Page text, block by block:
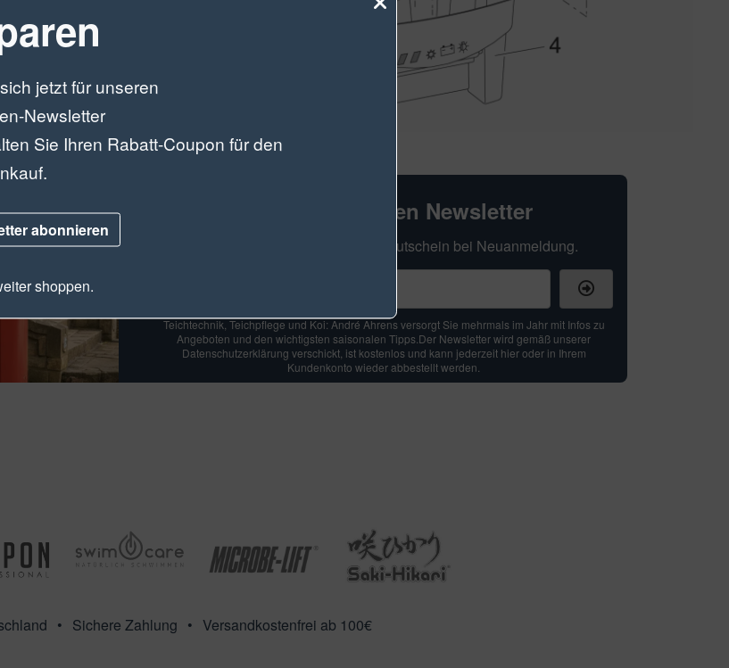
Der Teichexperten Newsletter
Sichern Sie sich jetzt Ihren 5 € Gutschein bei Neuanmeldung.
Teichtechnik, Teichpflege und Koi: André Ahrens versorgt Sie mehrmals im Jahr mit Infos zu
Angeboten und den wichtigsten saisonalen Tipps.Der Newsletter wird gemäß unserer
Datenschutzerklärung verschickt, ist kostenlos und kann jederzeit hier oder in Ihrem
Kundenkonto wieder abbestellt werden.
Sichere Zahlung Versandkostenfrei ab 100€
jetzt für unseren
Newsletter
Sie Ihren Rabatt-Coupon für den
abonnieren
shoppen.